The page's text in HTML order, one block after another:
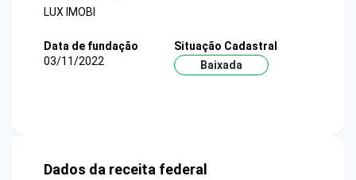
LUX IMOBI
Data de fundação
03/11/2022
Situação Cadastral
Baixada
Dados da receita federal